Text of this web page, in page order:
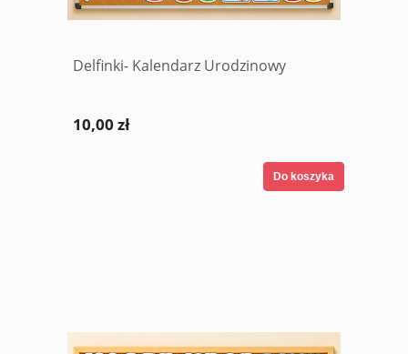
Delfinki- Kalendarz Urodzinowy
10,00 zł
Do koszyka